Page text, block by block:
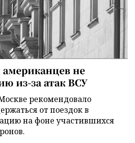
не
из-за атак ВСУ
рекомендовало
от поездок в
на фоне участившихся